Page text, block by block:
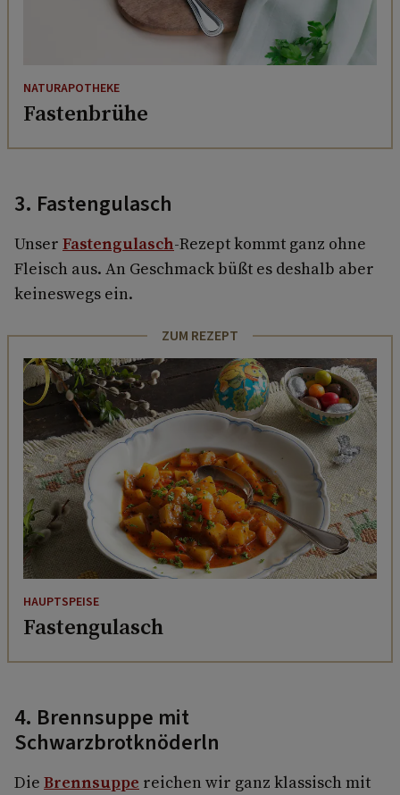
NATURAPOTHEKE
Fastenbrühe
3. Fastengulasch
Unser Fastengulasch-Rezept kommt ganz ohne
Fleisch aus. An Geschmack büßt es deshalb aber
keineswegs ein.
ZUM REZEPT
HAUPTSPEISE
Fastengulasch
4. Brennsuppe mit
Schwarzbrotknöderln
Die Brennsuppe reichen wir ganz klassisch mit